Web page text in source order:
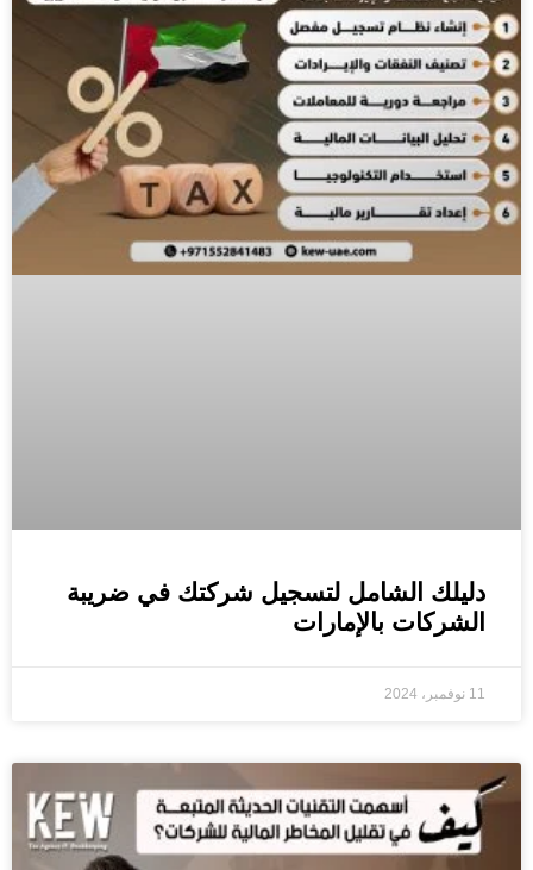
دليلك الشامل لتسجيل شركتك في ضريبة
الشركات بالإمارات
11 نوفمبر، 2024